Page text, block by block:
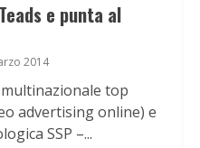
e punta al
2014
top
advertising online) e
SSP –...